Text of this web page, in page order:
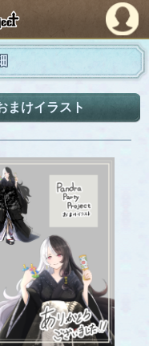
PandoraPartyProject
まけイラスト